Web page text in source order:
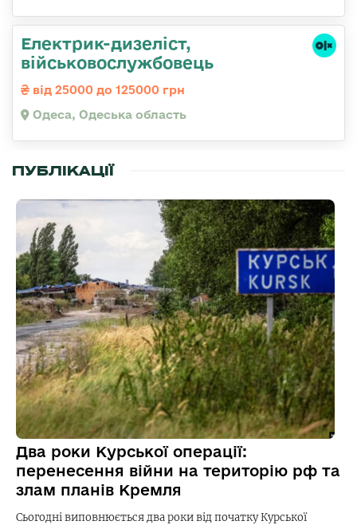
Електрик-дизеліст,
військовослужбовець
від 25000 до 125000 грн
Одеса, Одеська область
ПУБЛІКАЦІЇ
Два роки Курської операції:
перенесення війни на територію рф та
злам планів Кремля
Сьогодні виповнюється два роки від початку Курської